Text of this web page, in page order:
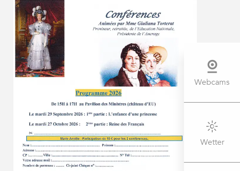
Webcams
Wetter